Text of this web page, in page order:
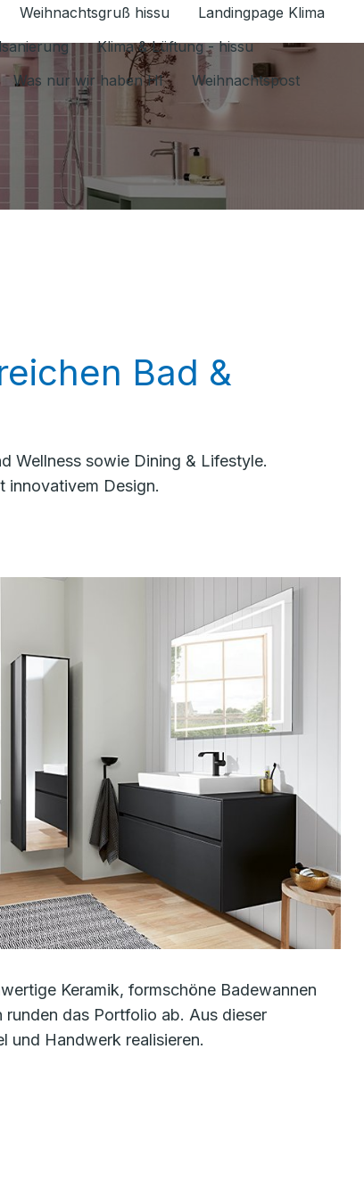
1.6.2026 umschalten
Weihnachtsgruß hissu
Landingpage Klima
Klima & Lüftung - hissu
Was nur wir haben HI
Weihnachtspost
Bad &
Wellness sowie Dining & Lifestyle.
innovativem Design.
Keramik, formschöne Badewannen
das Portfolio ab. Aus dieser
und Handwerk realisieren.